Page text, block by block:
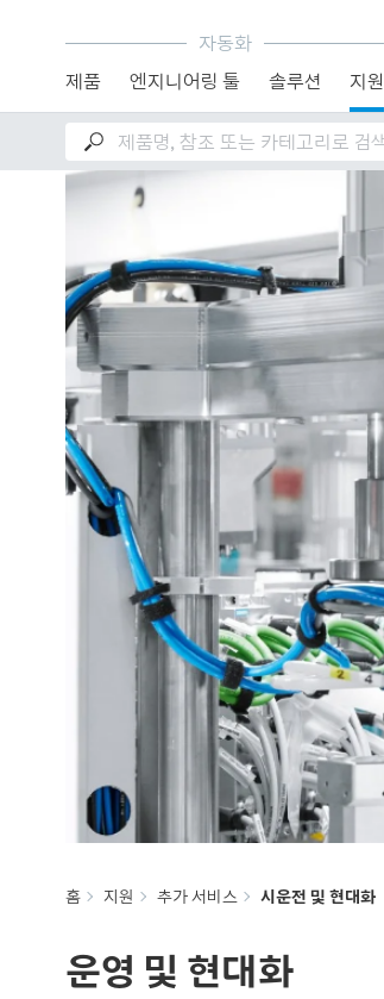
자동화
제품
엔지니어링 툴 솔루션 지원
홈 지원 추가 서비스 시운전 및 현대화
운영 및 현대화